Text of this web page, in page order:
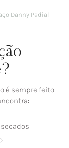
Danny Padial
é sempre feito